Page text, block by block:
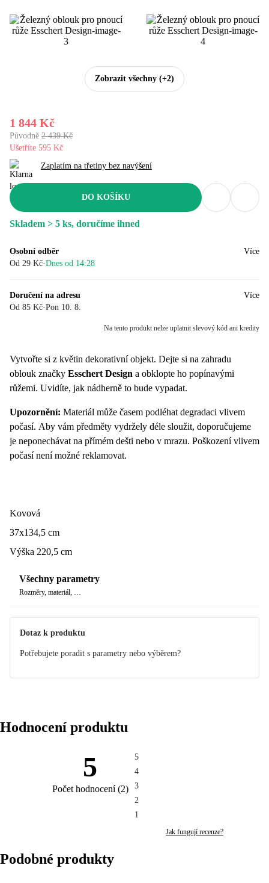
Zobrazit všechny (+2)
1 844 Kč
Původně 2 439 Kč
Ušetříte 595 Kč
Zaplatím na třetiny bez navýšení
DO KOŠÍKU
Skladem > 5 ks, doručíme ihned
Osobní odběr
Od 29 Kč·Dnes od 14:28
Více
Doručení na adresu
Od 85 Kč·Pon 10. 8.
Více
Na tento produkt nelze uplatnit slevový kód ani kredity
Vytvořte si z květin dekorativní objekt. Dejte si na zahradu
oblouk značky Esschert Design a obklopte ho popínavými
růžemi. Uvidíte, jak nádherně to bude vypadat.
Upozornění: Materiál může časem podléhat degradaci vlivem
počasí. Aby vám předměty vydržely déle sloužit, doporučujeme
je neponechávat na přímém dešti nebo v mrazu. Poškození vlivem
počasí není možné reklamovat.
Kovová
37x134,5 cm
Výška 220,5 cm
Všechny parametry
Rozměry, materiál, …
Dotaz k produktu
Potřebujete poradit s parametry nebo výběrem?
Hodnocení produktu
5
Počet hodnocení(2)
5
4
3
2
1
Jak fungují recenze?
Podobné produkty